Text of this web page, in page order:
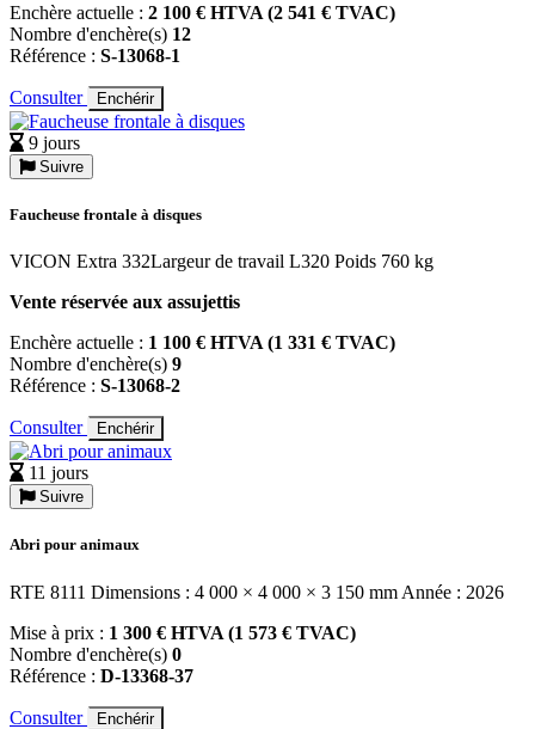
Enchère actuelle : 2 100 € HTVA (2 541 € TVAC)
Nombre d'enchère(s) 12
Référence : S-13068-1
Consulter Enchérir
9 jours
Suivre
Faucheuse frontale à disques
VICON Extra 332Largeur de travail L320 Poids 760 kg
Vente réservée aux assujettis
Enchère actuelle : 1 100 € HTVA (1 331 € TVAC)
Nombre d'enchère(s) 9
Référence : S-13068-2
Consulter Enchérir
11 jours
Suivre
Abri pour animaux
RTE 8111 Dimensions : 4 000 × 4 000 × 3 150 mm Année : 2026
Mise à prix : 1 300 € HTVA (1 573 € TVAC)
Nombre d'enchère(s) 0
Référence : D-13368-37
Consulter Enchérir